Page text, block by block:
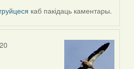
каб пакідаць каментары.